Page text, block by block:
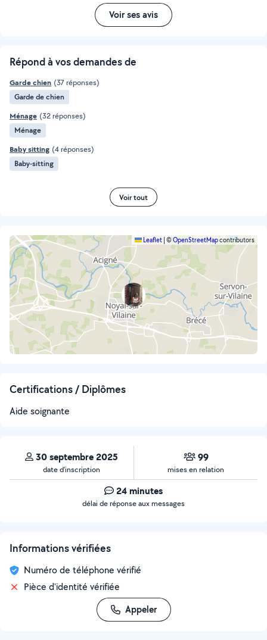
Voir ses avis
Répond à vos demandes de
Garde chien (37 réponses)
Garde de chien
Ménage (32 réponses)
Ménage
Baby sitting (4 réponses)
Baby-sitting
Voir tout
Leaflet ©OpenStreetMapcontributors
Certifications / Diplômes
Aide soignante
30 septembre 2025
date d’inscription
99
mises en relation
24 minutes
délai de réponse aux messages
Informations vérifiées
Numéro de téléphone vérifié
Pièce d'identité vérifiée
Appeler